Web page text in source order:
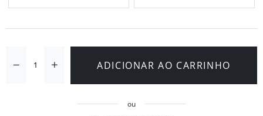
ADICIONAR AO CARRINHO
ou